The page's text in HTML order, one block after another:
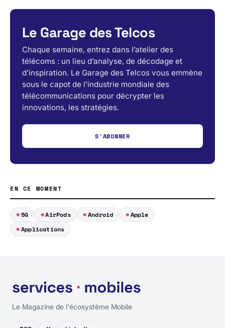
Le Garage des Telcos
Chaque semaine, entrez dans l’atelier des
télécoms : un lieu d’analyse, de décodage et
d’inspiration. Le Garage des Telcos vous emmène
sous le capot de l’industrie mondiale des
télécommunications pour décrypter les
innovations, les stratégies.
S'ABONNER
EN CE MOMENT
5G AirPods Android
Apple
Applications
Le Magazine de l'écosystème Mobile